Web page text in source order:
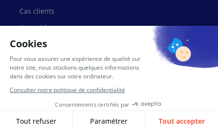
Cas clients
Livres blancs
Solutions RH
Solutions Finance
Solutions EPM
Solutions Data Analytics